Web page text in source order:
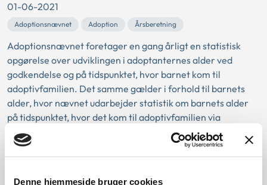
Denne hjemmeside bruger cookies
01-06-2021
Adoptionsnævnet Adoption Årsberetning
Adoptionsnævnet foretager en gang årligt en statistisk
opgørelse over udviklingen i adoptanternes alder ved
godkendelse og på tidspunktet, hvor barnet kom til
adoptivfamilien. Det samme gælder i forhold til barnets
alder, hvor nævnet udarbejder statistik om barnets alder
på tidspunktet, hvor det kom til adoptivfamilien via
international adoption.